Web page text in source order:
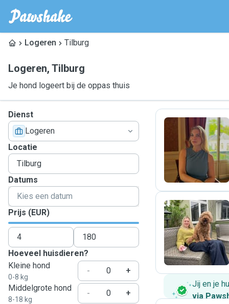
Logeren Tilburg
Logeren, Tilburg
Je hond logeert bij de oppas thuis
Dienst
Logeren
Locatie
Datums
Prijs (EUR)
Hoeveel huisdieren?
Kleine hond
0-8 kg
-
+
Middelgrote hond
8-18 kg
-
+
J
F
Jij en je
via